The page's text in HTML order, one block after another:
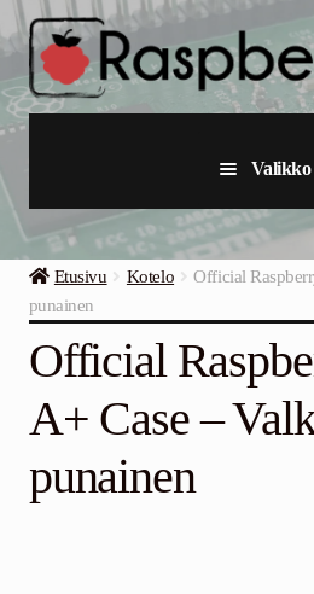
Siirry
navigointiin
Siirry
sisältöön
Valikko
Raspberry Pi
Aloituspaketit ja -sarjat
Teollinen Raspberry Pi
Raspberry pi Tarvikkeet
Kokoelmat
Etusivu Kotelo
Official
punainen
Official
A+ Case –
punainen